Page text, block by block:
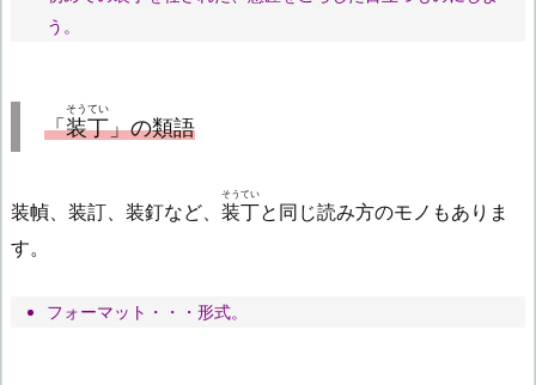
う。
「装丁
そうてい
」の類語
装幀、装訂、装釘など、 装丁
そうてい
と同じ読み方のモノもありま
す。
フォーマット・・・形式。